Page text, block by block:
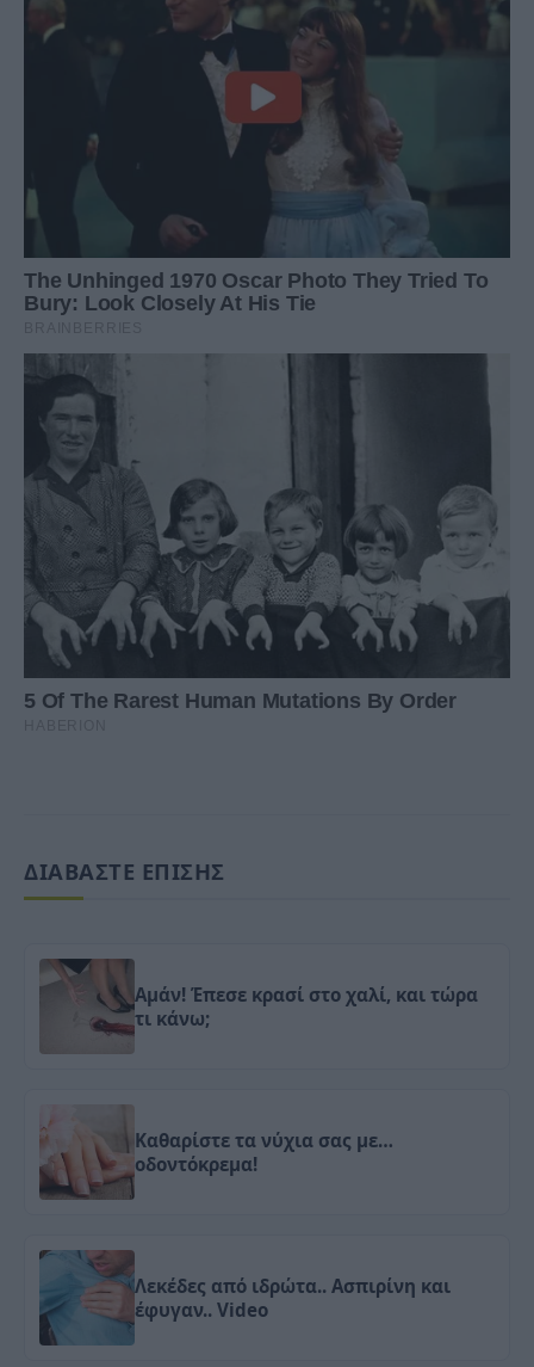
ΔΙΑΒΑΣΤΕ ΕΠΙΣΗΣ
Αμάν! Έπεσε κρασί στο χαλί, και τώρα
τι κάνω;
Καθαρίστε τα νύχια σας με…
οδοντόκρεμα!
Λεκέδες από ιδρώτα.. Ασπιρίνη και
έφυγαν.. Video